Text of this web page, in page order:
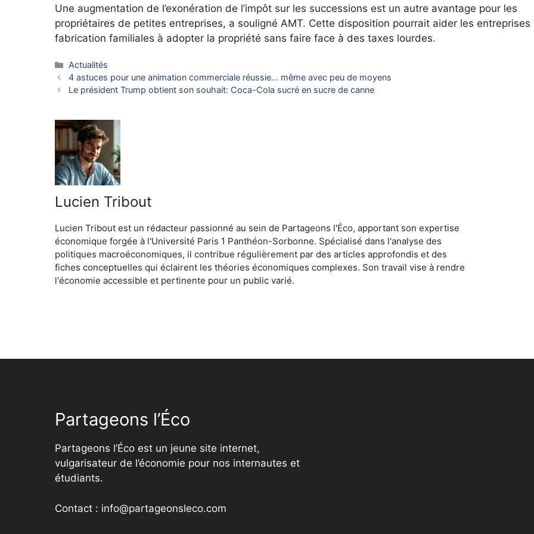
Une augmentation de l’exonération de l’impôt sur les successions est un autre avantage pour les
propriétaires de petites entreprises, a souligné AMT. Cette disposition pourrait aider les entreprises
fabrication familiales à adopter la propriété sans faire face à des taxes lourdes.
Catégories
Actualités
4 astuces pour une animation commerciale réussie… même avec peu de moyens
Le président Trump obtient son souhait: Coca-Cola sucré en sucre de canne
Lucien Tribout
Lucien Tribout est un rédacteur passionné au sein de Partageons l'Éco, apportant son expertise
économique forgée à l'Université Paris 1 Panthéon-Sorbonne. Spécialisé dans l'analyse des
politiques macroéconomiques, il contribue régulièrement par des articles approfondis et des
fiches conceptuelles qui éclairent les théories économiques complexes. Son travail vise à rendre
l'économie accessible et pertinente pour un public varié.
Partageons l’Éco
Partageons l’Éco est un jeune site internet,
vulgarisateur de l’économie pour nos internautes et
étudiants.
Contact : info@partageonsleco.com